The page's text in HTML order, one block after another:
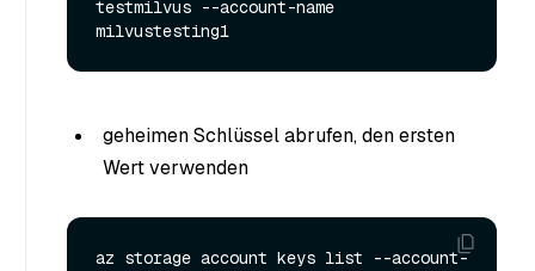
testmilvus --account-name
geheimen Schlüssel abrufen, den ersten
Wert verwenden
az storage account keys list --account-